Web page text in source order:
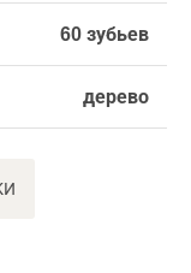
60 зубьев
дерево